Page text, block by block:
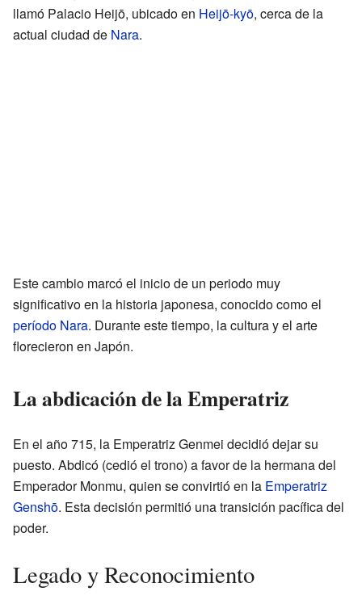
llamó Palacio Heijō, ubicado en Heijō-kyō, cerca de la
actual ciudad de Nara.
Este cambio marcó el inicio de un periodo muy
significativo en la historia japonesa, conocido como el
período Nara. Durante este tiempo, la cultura y el arte
florecieron en Japón.
La abdicación de la Emperatriz
En el año 715, la Emperatriz Genmei decidió dejar su
puesto. Abdicó (cedió el trono) a favor de la hermana del
Emperador Monmu, quien se convirtió en la Emperatriz
Genshō. Esta decisión permitió una transición pacífica del
poder.
Legado y Reconocimiento